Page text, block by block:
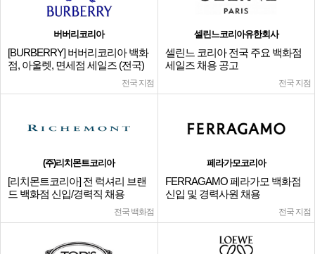
버버리코리아
[BURBERRY] 버버리코리아 백화
점, 아울렛, 면세점 세일즈 (전국)
전국 지점
셀린느코리아유한회사
셀린느 코리아 전국 주요 백화점
세일즈 채용 공고
전국 지점
(주)리치몬트코리아
[리치몬트코리아] 전 럭셔리 브랜
드 백화점 신입/경력직 채용
전국 백화점
페라가모코리아
FERRAGAMO 페라가모 백화점
신입 및 경력사원 채용
전국 지점